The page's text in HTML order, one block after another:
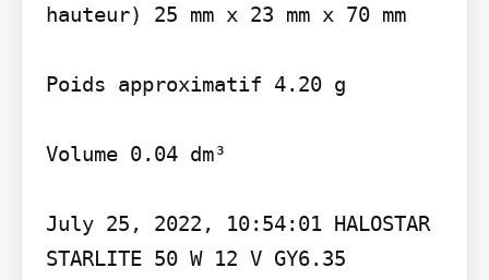
hauteur) 25 mm x 23 mm x 70 mm
Poids approximatif 4.20 g
Volume 0.04 dm³
July 25, 2022, 10:54:01 HALOSTAR
STARLITE 50 W 12 V GY6.35